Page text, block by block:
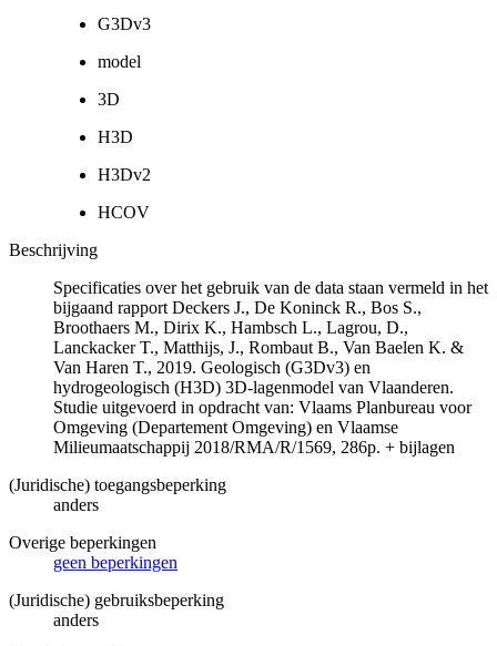
G3Dv3
model
3D
H3D
H3Dv2
HCOV
Beschrijving
Specificaties over het gebruik van de data staan vermeld in het
bijgaand rapport Deckers J., De Koninck R., Bos S.,
Broothaers M., Dirix K., Hambsch L., Lagrou, D.,
Lanckacker T., Matthijs, J., Rombaut B., Van Baelen K. &
Van Haren T., 2019. Geologisch (G3Dv3) en
hydrogeologisch (H3D) 3D-lagenmodel van Vlaanderen.
Studie uitgevoerd in opdracht van: Vlaams Planbureau voor
Omgeving (Departement Omgeving) en Vlaamse
Milieumaatschappij 2018/RMA/R/1569, 286p. + bijlagen
(Juridische) toegangsbeperking
anders
Overige beperkingen
geen beperkingen
(Juridische) gebruiksbeperking
anders